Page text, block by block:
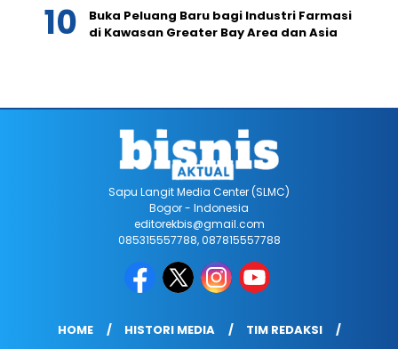
Buka Peluang Baru bagi Industri Farmasi
di Kawasan Greater Bay Area dan Asia
Sapu Langit Media Center (SLMC)
Bogor - Indonesia
editorekbis@gmail.com
085315557788, 087815557788
HOME HISTORI MEDIA
TIM REDAKSI